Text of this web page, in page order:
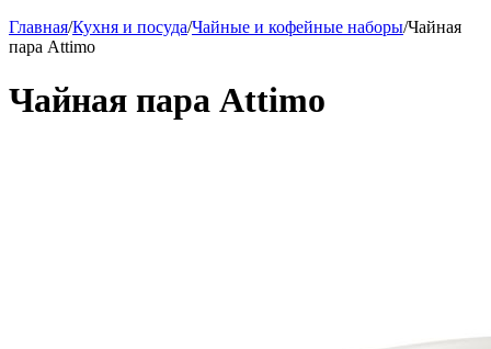
Главная/Кухня и посуда/Чайные и кофейные наборы/Чайная
пара Attimo
Чайная пара Attimo